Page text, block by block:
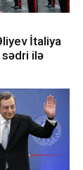
İtaliya
sədri ilə